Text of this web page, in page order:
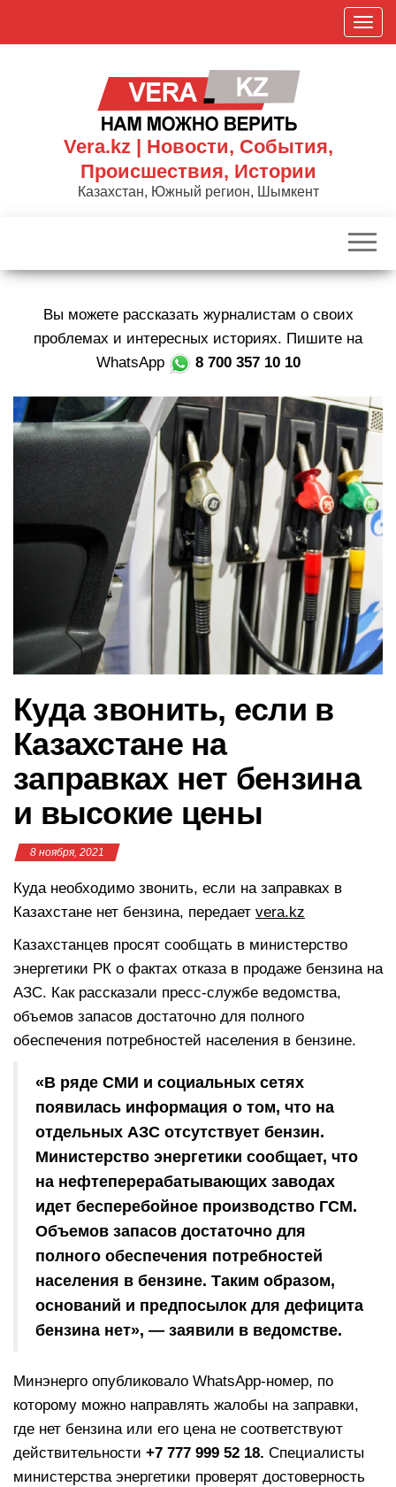
П
о
к
р
в
и
г
а
ц
и
ю
Vera.kz | Новости, События,
Происшествия, Истории
Казахстан, Южный регион, Шымкент
Вы можете рассказать журналистам о своих
проблемах и интересных историях. Пишите на
WhatsApp
8 700 357 10 10
Куда звонить, если в
Казахстане на
заправках нет бензина
и высокие цены
8 ноября, 2021
Куда необходимо звонить, если на заправках в
Казахстане нет бензина, передает vera.kz
Казахстанцев просят сообщать в министерство
энергетики РК о фактах отказа в продаже бензина на
АЗС. Как рассказали пресс-службе ведомства,
объемов запасов достаточно для полного
обеспечения потребностей населения в бензине.
«В ряде СМИ и социальных сетях
появилась информация о том, что на
отдельных АЗС отсутствует бензин.
Министерство энергетики сообщает, что
на нефтеперерабатывающих заводах
идет бесперебойное производство ГСМ.
Объемов запасов достаточно для
полного обеспечения потребностей
населения в бензине. Таким образом,
оснований и предпосылок для дефицита
бензина нет», — заявили в ведомстве.
Минэнерго опубликовало WhatsApp-номер, по
которому можно направлять жалобы на заправки,
где нет бензина или его цена не соответствуют
действительности +7 777 999 52 18. Специалисты
министерства энергетики проверят достоверность